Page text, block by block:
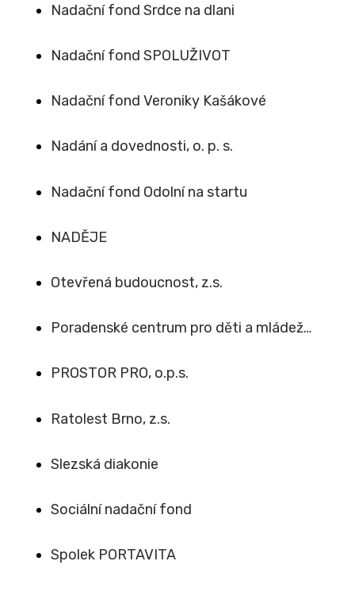
Nadační fond Srdce na dlani
Nadační fond SPOLUŽIVOT
Nadační fond Veroniky Kašákové
Nadání a dovednosti, o. p. s.
Nadační fond Odolní na startu
NADĚJE
Otevřená budoucnost, z.s.
Poradenské centrum pro děti a mládež…
PROSTOR PRO, o.p.s.
Ratolest Brno, z.s.
Slezská diakonie
Sociální nadační fond
Spolek PORTAVITA